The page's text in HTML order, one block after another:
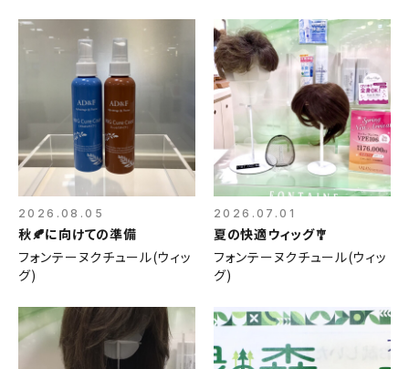
2026.08.05
秋🍂に向けての準備
フォンテーヌクチュール(ウィッ
グ)
2026.07.01
夏の快適ウィッグ🎐
フォンテーヌクチュール(ウィッ
グ)